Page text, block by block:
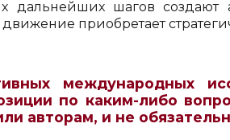
дальнейших шагов создают
приобретает
международных
по каким-либо
авторам, и не